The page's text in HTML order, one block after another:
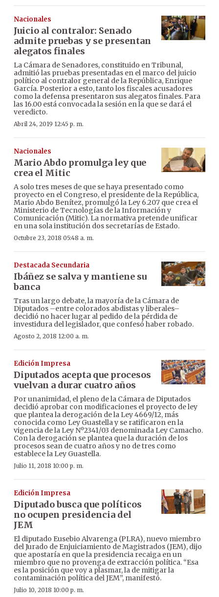
Nacionales
Juicio al contralor: Senado
admite pruebas y se presentan
alegatos finales
La Cámara de Senadores, constituido en Tribunal,
admitió las pruebas presentadas en el marco del juicio
político al contralor general de la República, Enrique
García. Posterior a esto, tanto los fiscales acusadores
como la defensa presentaron sus alegatos finales. Para
las 16.00 está convocada la sesión en la que se dará el
veredicto.
Abril 24, 2019 12:45 p. m.
Nacionales
Mario Abdo promulga ley que
crea el Mitic
A solo tres meses de que se haya presentado como
proyecto en el Congreso, el presidente de la República,
Mario Abdo Benítez, promulgó la Ley 6.207 que crea el
Ministerio de Tecnologías de la Información y
Comunicación (Mitic). La normativa pretende unificar
en una sola institución dos secretarías de Estado.
Octubre 23, 2018 05:48 a. m.
Destacada Secundaria
Ibáñez se salva y mantiene su
banca
Tras un largo debate, la mayoría de la Cámara de
Diputados –entre colorados abdistas y liberales–
decidió no hacer lugar al pedido de la pérdida de
investidura del legislador, que confesó haber robado.
Agosto 2, 2018 12:00 a. m.
Edición Impresa
Diputados acepta que procesos
vuelvan a durar cuatro años
Por unanimidad, el pleno de la Cámara de Diputados
decidió aprobar con modificaciones el proyecto de ley
que plantea la derogación de la Ley 4669/12, más
conocida como Ley Guastella y se ratificaron en la
vigencia de la Ley Nº2341/03 denominada Ley Camacho.
Con la derogación se plantea que la duración de los
procesos sean de cuatro años y no de tres como
establece la Ley Guastella.
Julio 11, 2018 10:00 p. m.
Edición Impresa
Diputado busca que políticos
no ocupen presidencia del
JEM
El diputado Eusebio Alvarenga (PLRA), nuevo miembro
del Jurado de Enjuiciamiento de Magistrados (JEM), dijo
que apostaría en que la presidencia recaiga en un
miembro que no provenga de extracción política. “Esa
es la posición que voy a plasmar, la de mitigar la
contaminación política del JEM”, manifestó.
Julio 10, 2018 10:00 p. m.